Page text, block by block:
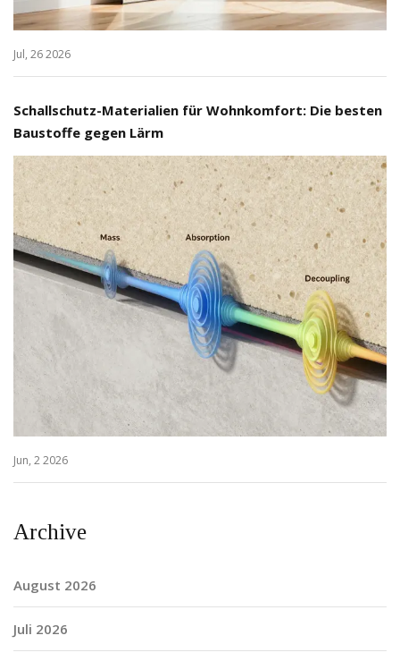
Jul, 26 2026
Schallschutz-Materialien für Wohnkomfort: Die besten
Baustoffe gegen Lärm
Jun, 2 2026
Archive
August 2026
Juli 2026